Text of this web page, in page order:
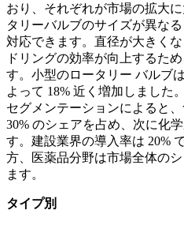
おり、それぞれが市場の拡大
タリーバルブのサイズが異な
対応できます。直径が大きく
ドリングの効率が向上するた
す。小型のロータリー バルブ
よって 18% 近く増加しました
セグメンテーションによると
30% のシェアを占め、次に化
す。建設業界の導入率は 20%
方、医薬品分野は市場全体の
ます。
タイプ別